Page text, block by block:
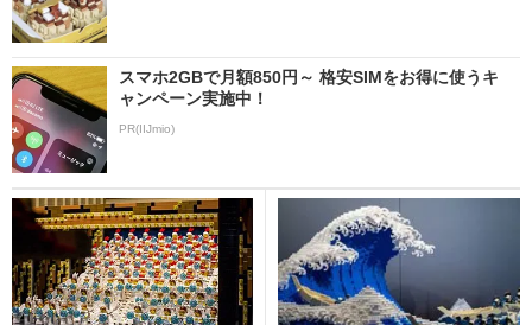
スマホ2GBで月額850円～ 格安SIMをお得に使うキ
ャンペーン実施中！
PR(IIJmio)